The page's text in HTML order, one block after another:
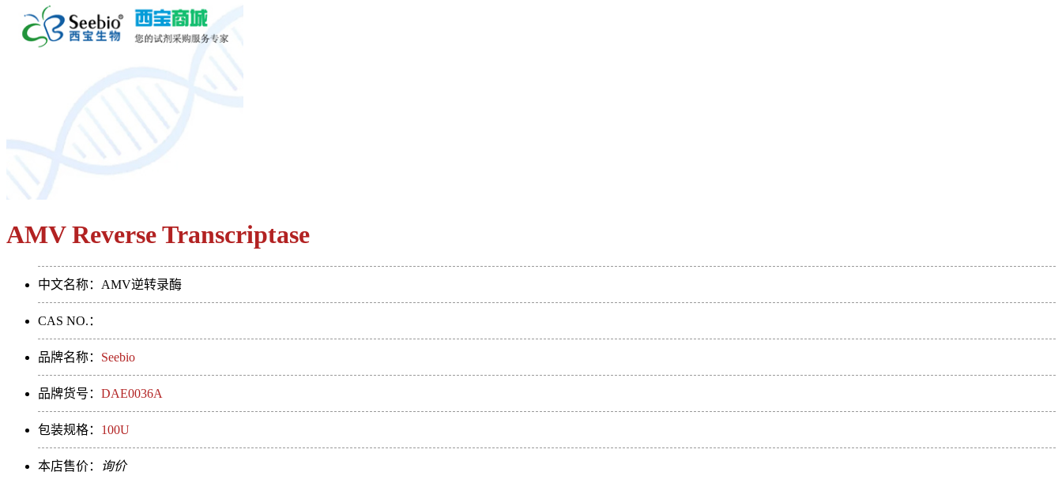
AMV Reverse Transcriptase
中文名称：AMV逆转录酶
CAS NO.：
品牌名称： Seebio
品牌货号： DAE0036A
包装规格： 100U
本店售价： 询价